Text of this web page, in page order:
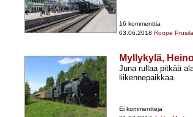
16 kommenttia
03.06.2018 Roope Prusila
Myllykylä,
Juna rullaa pitkää
liikennepaikkaa.
Ei kommentteja